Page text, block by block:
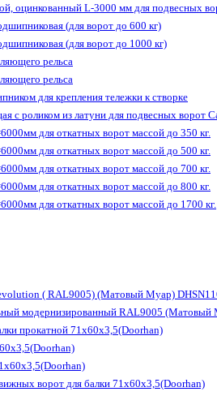
оцинкованный L-3000 мм для подвесных
(для ворот до 600 кг)
(для ворот до 1000 кг)
рельса
рельса
для крепления тележки к створке
с роликом из латуни для подвесных ворот
для откатных ворот массой до 350 кг.
для откатных ворот массой до 500 кг.
для откатных ворот массой до 700 кг.
для откатных ворот массой до 800 кг.
для откатных ворот массой до 1700 кг.
( RAL9005) (Матовый Муар)
модернизированный RAL9005
прокатной 71х60х3,5(Doorhan)
ворот для балки 71х60х3,5(Doorhan)